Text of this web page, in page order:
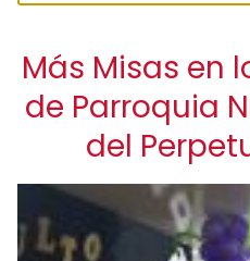
Más Misas en
de Parroquia
del